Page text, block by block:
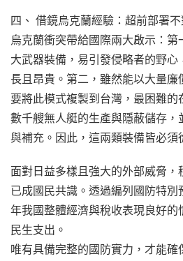
四、 借鏡烏克蘭經驗：超前部署
烏克蘭衝突帶給國際兩大啟示：
大武器裝備，易引發侵略者的野
長且昂貴。第二，雖然能以大量廉
要將此模式複製到台灣，最困難
數千艘無人艇的生產與隱蔽儲存
與補充。因此，這兩類裝備皆必須
面對日益多樣且強大的外部威脅
已成國民共識。透過編列國防特
年我國整體經濟與稅收表現良好的
民生支出。
唯有具備完整的國防實力，才能